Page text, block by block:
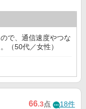
で、通信速度やつな
（50代／女性）
66.3点 18件